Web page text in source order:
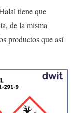
tiene que
de la misma
productos que así